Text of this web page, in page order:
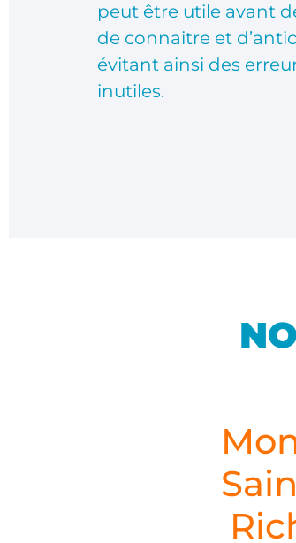
peut être utile avant
de connaitre et
évitant ainsi des
inutiles.